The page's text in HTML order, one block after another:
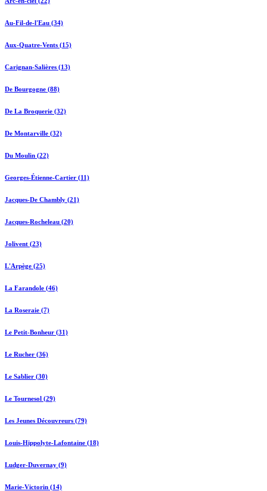
Au-Fil-de-l'Eau (34)
Aux-Quatre-Vents (15)
Carignan-Salières (13)
De Bourgogne (88)
De La Broquerie (32)
De Montarville (32)
Du Moulin (22)
Georges-Étienne-Cartier (11)
Jacques-De Chambly (21)
Jacques-Rocheleau (20)
Jolivent (23)
L'Arpège (25)
La Farandole (46)
La Roseraie (7)
Le Petit-Bonheur (31)
Le Rucher (36)
Le Sablier (30)
Le Tournesol (29)
Les Jeunes Découvreurs (79)
Louis-Hippolyte-Lafontaine (18)
Ludger-Duvernay (9)
Marie-Victorin (14)